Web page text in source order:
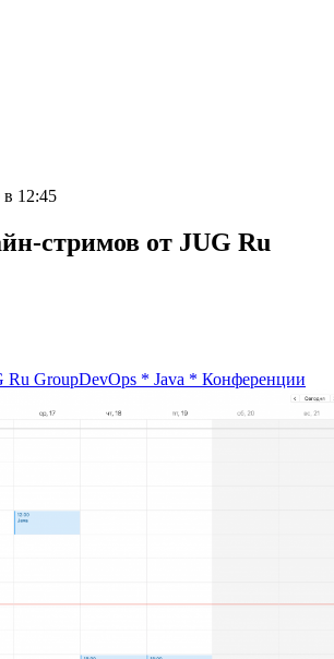
12:45
стримов от JUG Ru
Ru GroupDevOps * Java * Конференции